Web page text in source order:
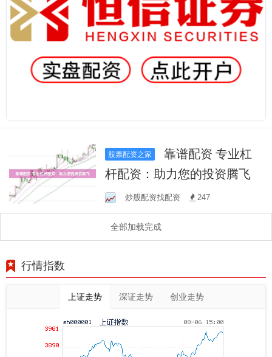
股票配资之家
靠谱配资 专业杠
杆配资：助力您的投资腾飞
炒股配资找配资 247
全部加载完成
行情指数
上证走势 深证走势 创业走势